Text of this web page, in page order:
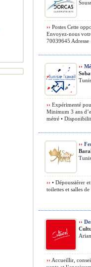
›› Postes Cette
Envoyez-nous
70039645 Adresse
››
›› Expérimenté
Minimum 3 ans
métré •
››
›› • Dépoussiérer
toilettes et salles
››
›› Accueillir,